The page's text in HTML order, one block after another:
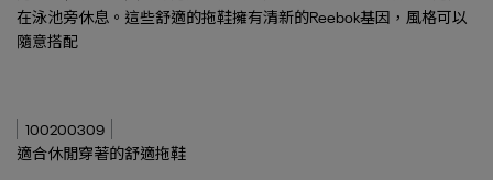
在泳池旁休息。這些舒適的拖鞋擁有清新的Reebok基因，風格可以
隨意搭配
100200309
適合休閒穿著的舒適拖鞋